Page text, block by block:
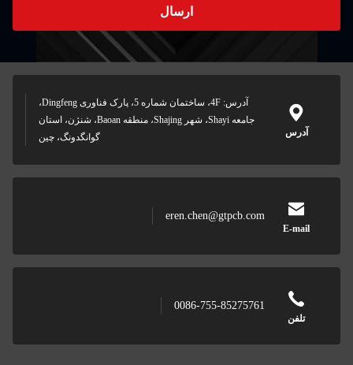
ارسال
آدرس
آدرس: 4F، ساختمان شماره 5، پارک فناوری Dingfeng،
جامعه Shayi، شهر Shajing، منطقه Baoan، شنژن، استان
گوانگدونگ، چین
E-mail
eren.chen@gtpcb.com
تلفن
0086-755-85275761